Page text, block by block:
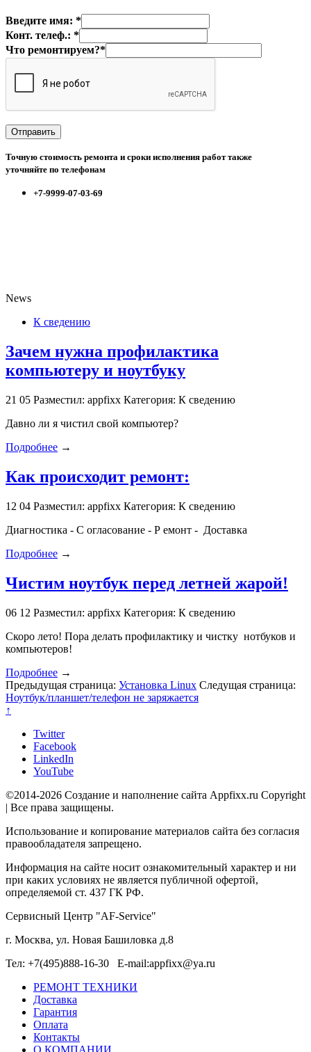
Введите имя: *
Конт. телеф.: *
Что ремонтируем?*
Точную стоимость ремонта и сроки исполнения работ также
уточняйте по телефонам
+7-9999-07-03-69
News
К сведению
Зачем нужна профилактика
компьютеру и ноутбуку
21 05 Разместил: appfixx Категория: К сведению
Давно ли я чистил свой компьютер?
Подробнее →
Как происходит ремонт:
12 04 Разместил: appfixx Категория: К сведению
Диагностика - С огласование - Р емонт - Доставка
Подробнее →
Чистим ноутбук перед летней жарой!
06 12 Разместил: appfixx Категория: К сведению
Скоро лето! Пора делать профилактику и чистку нотбуков и
компьютеров!
Подробнее →
Предыдущая страница: Установка Linux Следущая страница:
Ноутбук/планшет/телефон не заряжается
↑
Twitter
Facebook
LinkedIn
YouTube
©2014-2026 Создание и наполнение сайта Appfixx.ru Copyright
| Все права защищены.
Использование и копирование материалов сайта без согласия
правообладателя запрещено.
Информация на сайте носит ознакомительный характер и ни
при каких условиях не является публичной офертой,
определяемой ст. 437 ГК РФ.
Сервисный Центр "AF-Service"
г. Москва, ул. Новая Башиловка д.8
Тел: +7(495)888-16-30 E-mail:appfixx@ya.ru
РЕМОНТ ТЕХНИКИ
Доставка
Гарантия
Оплата
Контакты
О КОМПАНИИ